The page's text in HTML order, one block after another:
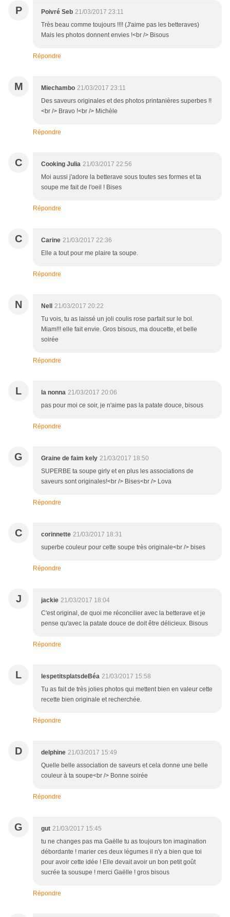
P Poivré Seb 21/03/2017 23:11
Très beau comme toujours !!!! (J'aime pas les betteraves)
Mais les photos donnent envies !<br /> Bisous
Répondre
M Miechambo 21/03/2017 23:11
Des saveurs originales et des photos printanières superbes !!
<br /> Bravo !<br /> Michèle
Répondre
C Cooking Julia 21/03/2017 22:56
Moi aussi j'adore la betterave sous toutes ses formes et ta
soupe me fait de l'oeil ! Bises
Répondre
C Carine 21/03/2017 22:36
Elle a tout pour me plaire ta soupe.
Répondre
N Nell
21/03/2017 20:22
Tu vois, tu as laissé un joli coulis rose parfait sur le bol.
Miam!!! elle fait envie. Gros bisous, ma doucette, et belle
soirée
Répondre
L la nonna 21/03/2017 20:06
pas pour moi ce soir, je n'aime pas la patate douce, bisous
Répondre
G Graine de faim kely 21/03/2017 18:50
SUPERBE ta soupe girly et en plus les associations de
saveurs sont originales!<br /> Bises<br /> Lova
Répondre
C corinnette 21/03/2017 18:31
superbe couleur pour cette soupe très originale<br /> bises
Répondre
J jackie 21/03/2017 18:04
C'est original, de quoi me réconcilier avec la betterave et je
pense qu'avec la patate douce de doit être délicieux. Bisous
Répondre
L lespetitsplatsdeBéa 21/03/2017 15:58
Tu as fait de très jolies photos qui mettent bien en valeur cette
recette bien originale et recherchée.
Répondre
D delphine 21/03/2017 15:49
Quelle belle association de saveurs et cela donne une belle
couleur à ta soupe<br /> Bonne soirée
Répondre
G gut 21/03/2017 15:45
tu ne changes pas ma Gaëlle tu as toujours ton imagination
débordante ! marier ces deux légumes il n'y a bien que toi
pour avoir cette idée ! Elle devait avoir un bon petit goût
sucrée ta sousupe ! merci Gaëlle ! gros bisous
Répondre